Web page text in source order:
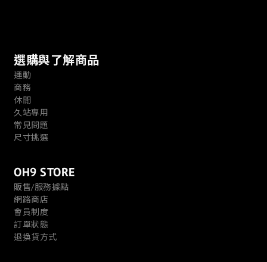
選購與了解商品
運動
商務
休閒
久站專用
常見問題
尺寸挑選
OH9 STORE
販售/服務據點
網路商店
會員制度
訂單狀態
退換貨方式